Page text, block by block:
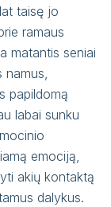
taisę jo
ramaus
matantis seniai
namus,
papildomą
labai sunku
emociją,
akių kontaktą
dalykus.